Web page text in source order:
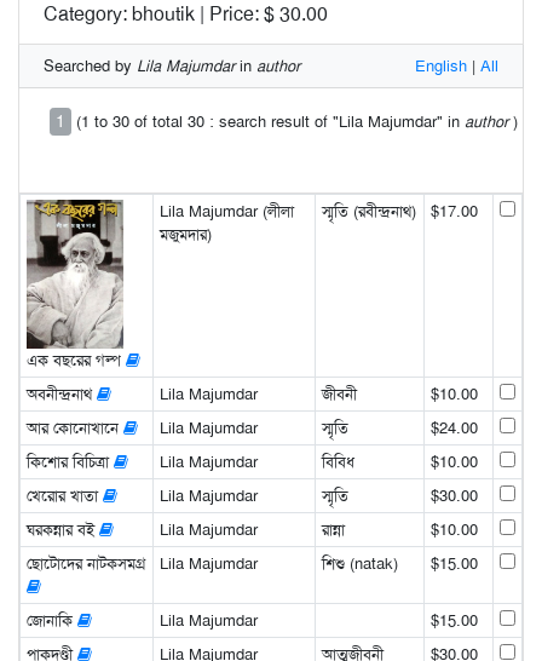
Category: bhoutik | Price: $ 30.00
Searched by Lila Majumdarin author English | All
1 (1 to 30 of total 30 : search result of "Lila Majumdar" in author)
এক বছরের গল্প
Lila Majumdar (লীলা
মজুমদার)
স্মৃতি (রবীন্দ্রনাথ) $17.00
অবনীন্দ্রনাথ Lila Majumdar জীবনী
$10.00
আর কোনোখানে
Lila Majumdar স্মৃতি
$24.00
কিশোর বিচিত্রা
Lila Majumdar বিবিধ
$10.00
খেরোর খাতা
Lila Majumdar স্মৃতি
$30.00
ঘরকন্নার বই
Lila Majumdar রান্না
$10.00
ছোটোদের নাটকসমগ্র
Lila Majumdar শিশু (natak) $15.00
জোনাকি Lila Majumdar
$15.00
পাকদণ্ডী
Lila Majumdar আত্মজীবনী
$30.00